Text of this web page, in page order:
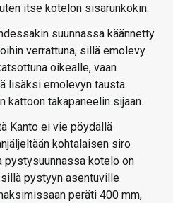
itse kotelon sisärunkokin.
suunnassa käännetty
verrattuna, sillä emolevy
oikealle, vaan
lisäksi emolevyn tausta
kattoon takapaneelin sijaan.
Kanto ei vie pöydällä
kohtalaisen siro
pystysuunnassa kotelo on
pystyyn asentuville
peräti 400 mm,